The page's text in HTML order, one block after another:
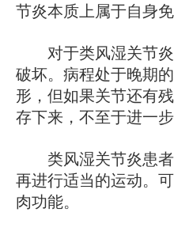
节炎本质上属于自身
对于类风湿关节炎
破坏。病程处于晚期
形，但如果关节还有
存下来，不至于进一步
类风湿关节炎患者
再进行适当的运动。
肉功能。